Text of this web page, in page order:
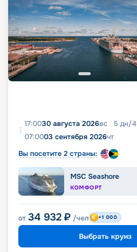
17:0030 августа 2026вс 5 дн/4
07:0003 сентября 2026чт
Вы посетите 2 страны:
MSC Seashore
КОМФОРТ
от 34 932 ₽ /чел +1 000
Выбрать круиз